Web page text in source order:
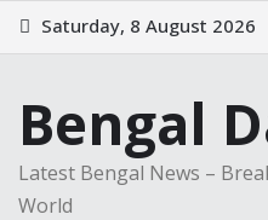
Skip
to
Saturday, 8 August 2026
Bengal
Latest Bengal News –
World